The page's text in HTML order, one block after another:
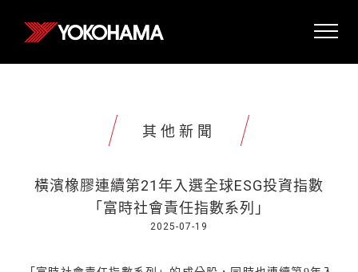
其他新聞
橫濱橡膠連續第21年入選全球ESG投資指數
「富時社會責任指數系列」
2025-07-19